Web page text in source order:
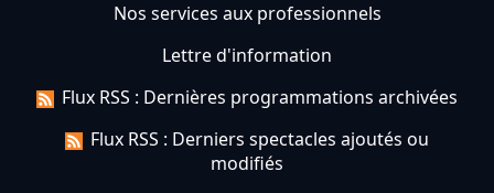
Nos services aux professionnels
Lettre d'information
Flux RSS : Dernières programmations archivées
Flux RSS : Derniers spectacles ajoutés ou
modifiés